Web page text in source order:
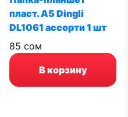
пласт. А5 Dingli
DL1061 ассорти 1 шт
85 сом
В корзину